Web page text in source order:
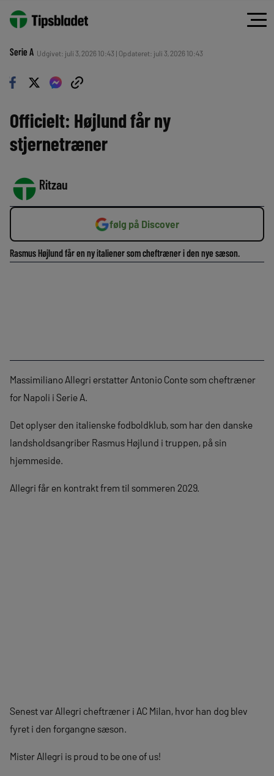
Serie A Udgivet: juli 3, 2026 10:43 | Opdateret: juli 3, 2026 10:43
Officielt: Højlund får ny
stjernetræner
Ritzau
følg på Discover
Rasmus Højlund får en ny italiener som cheftræner i den nye sæson.
Massimiliano Allegri erstatter Antonio Conte som cheftræner
for Napoli i Serie A.
Det oplyser den italienske fodboldklub, som har den danske
landsholdsangriber Rasmus Højlund i truppen, på sin
hjemmeside.
Allegri får en kontrakt frem til sommeren 2029.
Senest var Allegri cheftræner i AC Milan, hvor han dog blev
fyret i den forgangne sæson.
Mister Allegri is proud to be one of us!